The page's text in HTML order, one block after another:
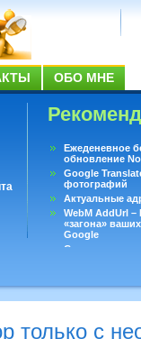
ОБО МНЕ
Ежеденевное
обновление
Google
фотографий
Актуальные
WebM AddUrl
«загона»
Google
Существует
только с